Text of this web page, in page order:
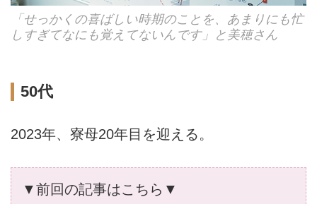
「せっかくの喜ばしい時期のことを、あまりにも忙
しすぎてなにも覚えてないんです」と美穂さん
50代
2023年、寮母20年目を迎える。
▼前回の記事はこちら▼